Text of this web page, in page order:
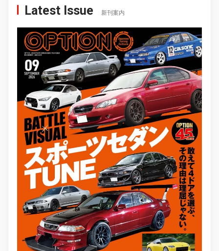
Latest Issue 新刊案内